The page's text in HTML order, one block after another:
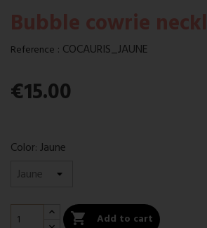
Bubble cowrie
Reference : COCAURIS_JAUNE
€15.00
Color: Jaune
 Add to cart